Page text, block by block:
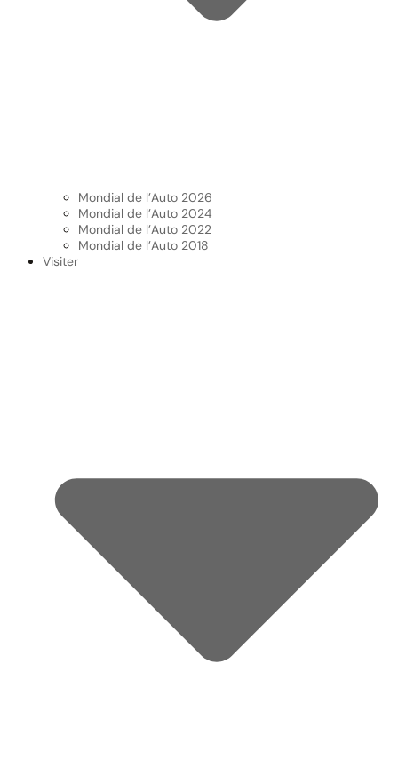
Mondial de l’Auto 2026
Mondial de l’Auto 2024
Mondial de l’Auto 2022
Mondial de l’Auto 2018
Visiter